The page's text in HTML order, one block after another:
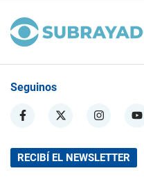
Seguinos
RECIBÍ EL NEWSLETTER